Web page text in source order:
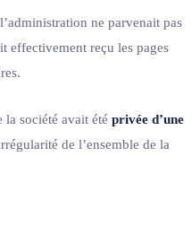
ne parvenait pas
effectivement reçu les pages
la société avait été privée d’une
de l’ensemble de la